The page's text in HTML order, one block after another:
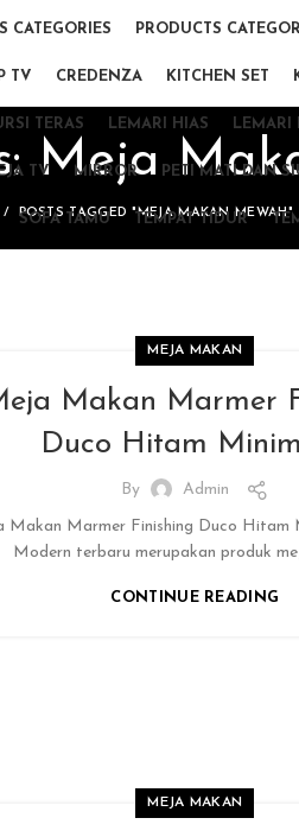
CATEGORIES PRODUCTS
TV CREDENZA KITCHEN SET
TERAS LEMARI HIAS LEMARI
TV MIRROR PETI MATI DAN
SOFA TAMU TEMPAT TIDUR
Meja
POSTS TAGGED "MEJA MAKAN MEWAH"
MEJA MAKAN
Makan Marmer
Duco Hitam
By Admin
Makan Marmer Finishing Duco Hitam
Modern terbaru merupakan produk
CONTINUE READING
MEJA MAKAN